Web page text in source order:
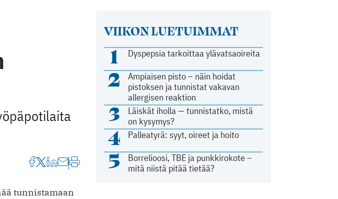
VIIKON LUETUIMMAT
1 Dyspepsia tarkoittaa ylävatsaoireita
2
Ampiaisen pisto – näin hoidat
pistoksen ja tunnistat vakavan
allergisen reaktion
3
Läiskät iholla — tunnistatko, mistä
on kysymys?
4 Palleatyrä: syyt, oireet ja hoito
5
Borrelioosi, TBE ja punkkirokote –
mitä niistä pitää tietää?
tunnistamaan